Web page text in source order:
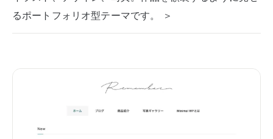
るポートフォリオ型テーマです。 ＞